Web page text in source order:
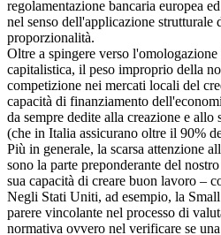
regolamentazione bancaria europea
nel senso dell'applicazione strutturale
proporzionalità.
Oltre a spingere verso
capitalistica, il peso improprio della
competizione nei mercati locali del
capacità di finanziamento
da sempre dedite alla creazione e
(che in Italia assicurano oltre il 90%
Più in generale, la scarsa attenzione
sono la parte preponderante del
sua capacità di creare buon lavoro –
Negli Stati Uniti, ad esempio, la
parere vincolante nel processo di
normativa ovvero nel verificare se